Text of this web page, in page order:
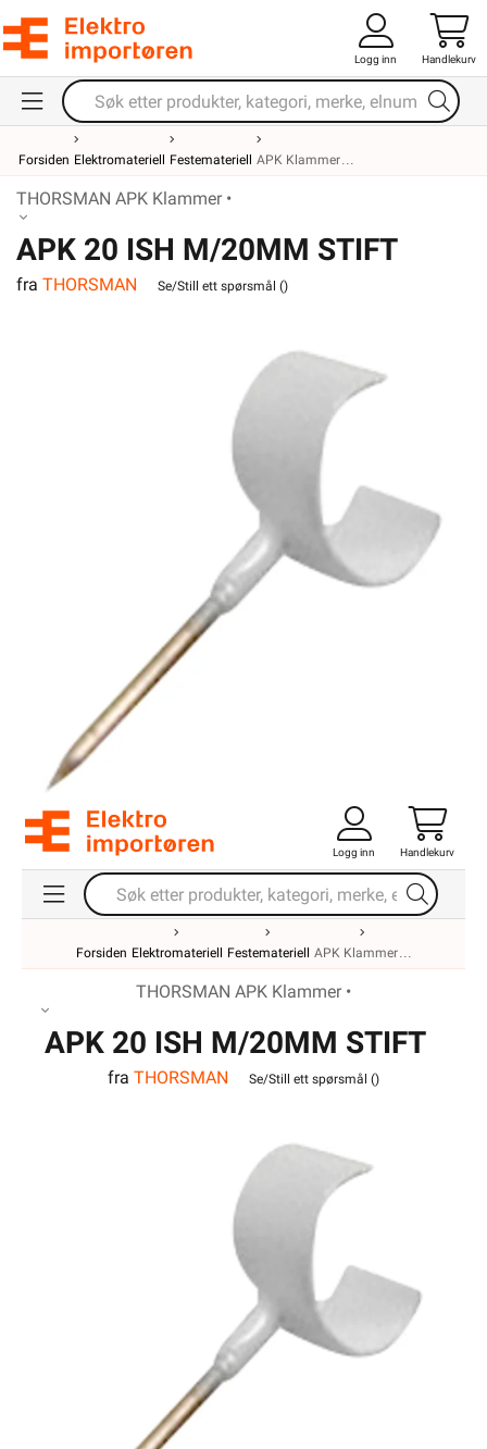
Logg inn Handlekurv
Forsiden Elektromateriell Festemateriell APK Klammer
THORSMAN APK Klammer •
APK 20 ISH M/20MM STIFT
fra THORSMAN Se/Still ett spørsmål ()
Logg inn Handlekurv
Forsiden Elektromateriell Festemateriell APK Klammer
THORSMAN APK Klammer •
APK 20 ISH M/20MM STIFT
fra THORSMAN Se/Still ett spørsmål ()